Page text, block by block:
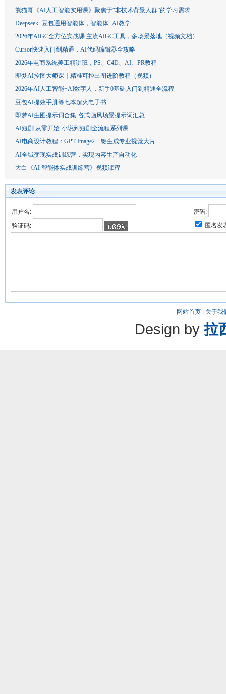
熊猫哥《AI人工智能实用课》聚焦于“非技术背景人群”的学习需求
Deepseek+豆包通用智能体，智能体+AI教学
2026年AIGC全方位实战课 主流AIGC工具，多场景落地（视频文档）
Cursor快速入门到精通，AI代码编辑器全攻略
2026年电商系统美工精讲班，PS、C4D、AI、PR教程
即梦AI控图大师课｜精准可控出图进阶教程（视频）
2026年AI人工智能+AI数字人，新手0基础入门到精通全流程
豆包AI提效手册等七本超火电子书
即梦AI生图提示词合集-各式画风场景提示词汇总
AI短剧 从零开始-小说到短剧全流程系列课
AI电商设计教程：GPT-Image2一键生成专业视觉大片
AI全域变现实战训练营，实现内容生产自动化
大白《AI 智能体实战训练营》视频课程
发表评论
用户名:
密码:
验证码:
匿名发
网站首页| 关于我
Design by拉